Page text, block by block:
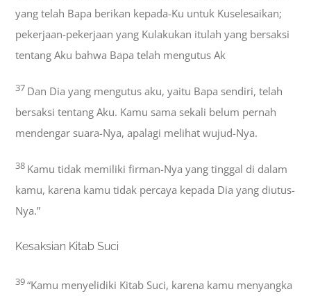
yang telah Bapa berikan kepada-Ku untuk Kuselesaikan;
pekerjaan-pekerjaan yang Kulakukan itulah yang bersaksi
tentang Aku bahwa Bapa telah mengutus Ak
37 Dan Dia yang mengutus aku, yaitu Bapa sendiri, telah
bersaksi tentang Aku. Kamu sama sekali belum pernah
mendengar suara-Nya, apalagi melihat wujud-Nya.
38 Kamu tidak memiliki firman-Nya yang tinggal di dalam
kamu, karena kamu tidak percaya kepada Dia yang diutus-
Nya.”
Kesaksian Kitab Suci
39“Kamu menyelidiki Kitab Suci, karena kamu menyangka